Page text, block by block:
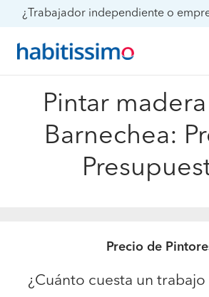
¿Trabajador independiente o
Pintar
Barnechea:
Precio de
¿Cuánto cuesta un trabajo